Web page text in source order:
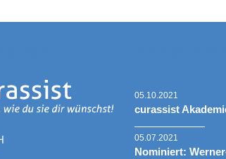
05.10.2021
curassist
05.07.2021
Nominiert: